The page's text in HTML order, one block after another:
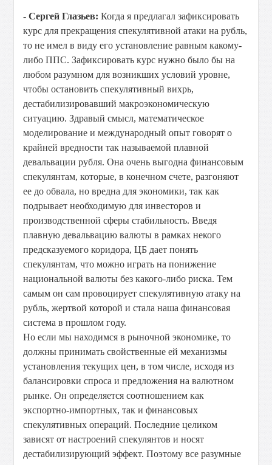
- Сергей Глазьев: Когда я предлагал зафиксировать
курс для прекращения спекулятивной атаки на рубль,
то не имел в виду его установление равным какому-
либо ППС. Зафиксировать курс нужно было бы на
любом разумном для возникших условий уровне,
чтобы остановить спекулятивный вихрь,
дестабилизировавший макроэкономическую
ситуацию. Здравый смысл, математическое
моделирование и международный опыт говорят о
крайней вредности так называемой плавной
девальвации рубля. Она очень выгодна финансовым
спекулянтам, которые, в конечном счете, разгоняют
ее до обвала, но вредна для экономики, так как
подрывает необходимую для инвесторов и
производственной сферы стабильность. Введя
плавную девальвацию валюты в рамках некого
предсказуемого коридора, ЦБ дает понять
спекулянтам, что можно играть на понижение
национальной валюты без какого-либо риска. Тем
самым он сам провоцирует спекулятивную атаку на
рубль, жертвой которой и стала наша финансовая
система в прошлом году.
Но если мы находимся в рыночной экономике, то
должны принимать свойственные ей механизмы
установления текущих цен, в том числе, исходя из
балансировки спроса и предложения на валютном
рынке. Он определяется соотношением как
экспортно-импортных, так и финансовых
спекулятивных операций. Последние целиком
зависят от настроений спекулянтов и носят
дестабилизирующий эффект. Поэтому все разумные